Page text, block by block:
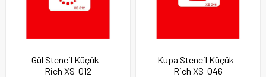
Gül Stencil Küçük -
Rich XS-012
Kupa Stencil Küçük -
Rich XS-046